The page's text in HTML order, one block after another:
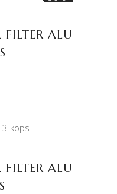
ALU
ALU